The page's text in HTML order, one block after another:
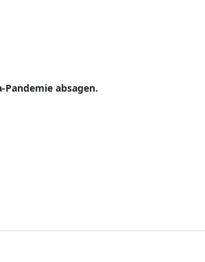
Pandemie absagen.